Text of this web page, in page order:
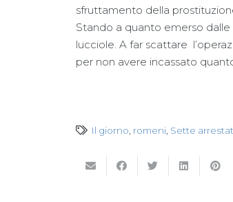
sfruttamento della
Stando a quanto emerso
lucciole. A far scattare
per non avere incassato
Il giorno romeni, Sette